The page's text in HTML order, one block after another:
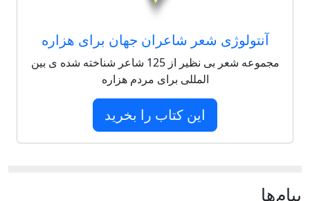
آنتولوژی شعر شاعران جهان برای هزاره
مجموعه شعر بی نظیر از 125 شاعر شناخته شده ی بین
المللی برای مردم هزاره
این کتاب را بخرید
پيام‌ها